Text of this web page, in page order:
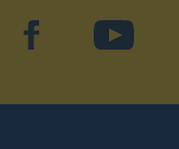
facebookYouTube